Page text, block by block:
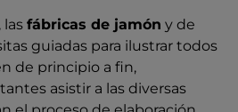
, las fábricas de jamón y de
guiadas para ilustrar todos
de principio a fin,
asistir a las diversas